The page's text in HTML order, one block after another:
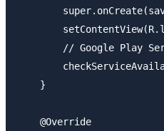
// Google Play
    }
    @Override